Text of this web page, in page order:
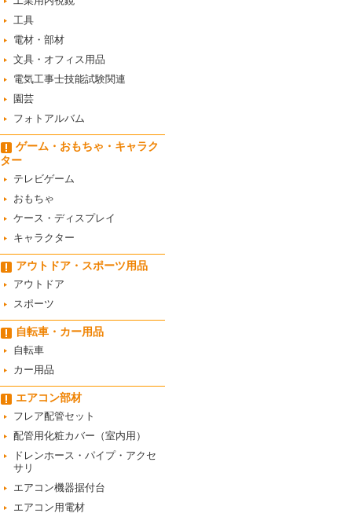
工具
電材・部材
文具・オフィス用品
電気工事士技能試験関連
園芸
フォトアルバム
ゲーム・おもちゃ・キャラク
ター
テレビゲーム
おもちゃ
ケース・ディスプレイ
キャラクター
アウトドア・スポーツ用品
アウトドア
スポーツ
自転車・カー用品
自転車
カー用品
エアコン部材
フレア配管セット
配管用化粧カバー（室内用）
ドレンホース・パイプ・アクセ
サリ
エアコン機器据付台
エアコン用電材